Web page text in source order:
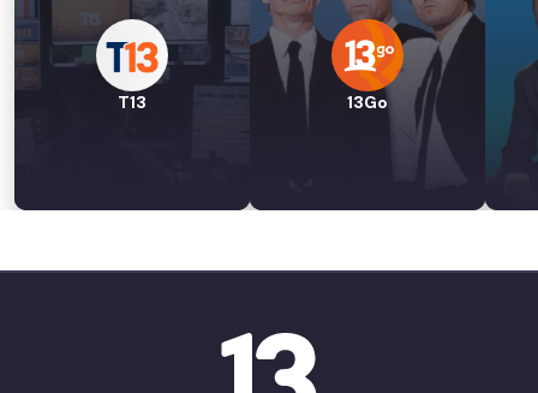
T13 13Go